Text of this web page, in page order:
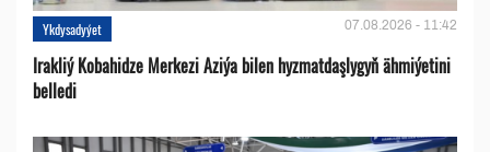
Ykdysadyýet 07.08.2026 - 11:42
Irakliý Kobahidze Merkezi Aziýa bilen hyzmatdaşlygyň ähmiýetini
belledi